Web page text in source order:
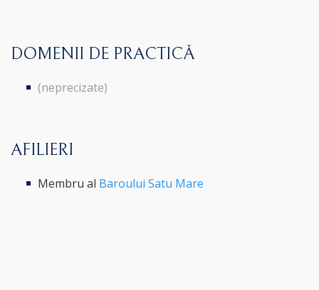
DOMENII DE PRACTICĂ
(neprecizate)
AFILIERI
Membru al Baroului Satu Mare